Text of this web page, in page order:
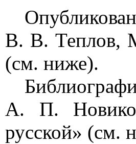
В. В. Теплов,
(см. ниже).
А. П.
русской» (см.